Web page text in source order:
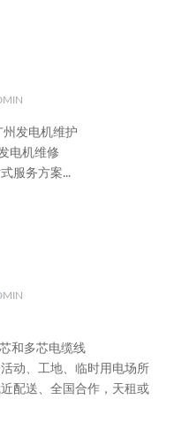
发电机维护
电机维修
服务方案...
和多芯电缆线
动、工地、临时用电场所
配送、全国合作，天租或